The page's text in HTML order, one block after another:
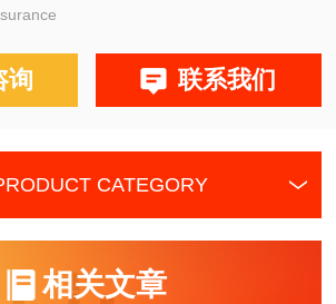
询 联系我们
CATEGORY
相关文章